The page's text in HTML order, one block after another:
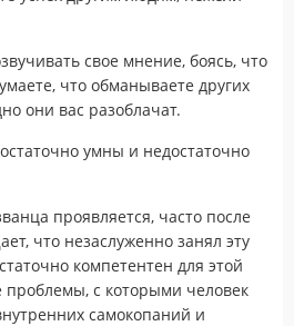
свое мнение, боясь, что
что обманываете других
они вас разоблачат.
умны и недостаточно
проявляется, часто после
что незаслуженно занял эту
компетентен для этой
с которыми человек
самокопаний и